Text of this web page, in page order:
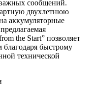
важных сообщений.
двухлетнюю
аккумуляторные
the Start” позволяет
благодаря быстрому
технической